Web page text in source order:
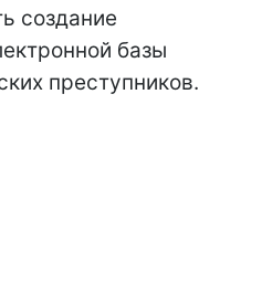
создание
базы
преступников.